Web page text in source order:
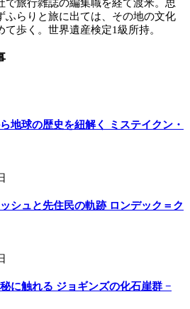
で旅行雑誌の編集職を経て渡米。思
ふらりと旅に出ては、その地の文化
歩く。世界遺産検定1級所持。
地球の歴史を紐解く ミステイクン・
シュと先住民の軌跡 ロンデック＝ク
に触れる ジョギンズの化石崖群 −